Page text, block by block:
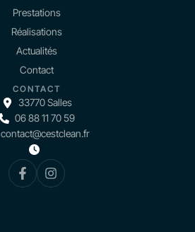
Prestations
Réalisations
Actualités
Contact
CONTACT
33770 Salles
06 88 11 70 59
contact@cestclean.fr